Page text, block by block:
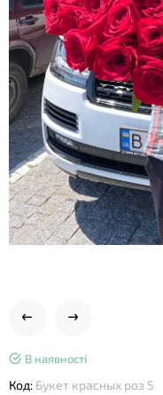
В наявності
Код: Букет красных роз 5